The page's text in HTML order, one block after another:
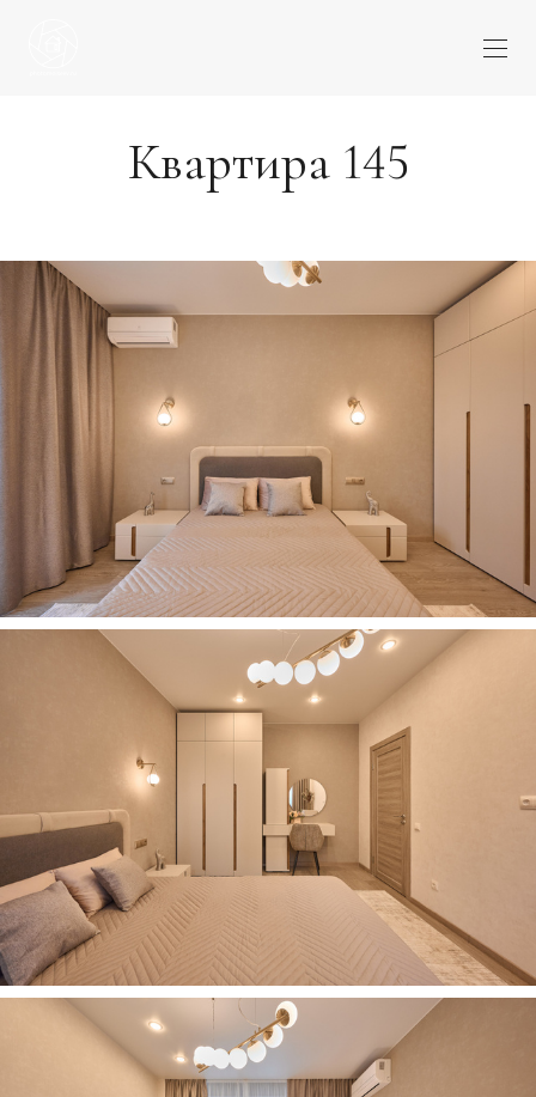
Квартира 145